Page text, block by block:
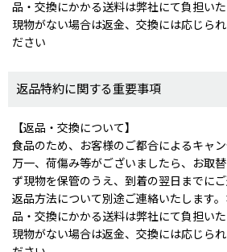
品・交換にかかる送料は弊社にて負担いた
現物がない場合は返金、交換には応じら
ださい
返品特約に関する重要事項
【返品・交換について】
食品のため、お客様のご都合によるキャ
万一、荷傷み等がございましたら、お取
ず現物を保管のうえ、到着の翌日までに
返品方法について別途ご連絡いたします
品・交換にかかる送料は弊社にて負担いた
現物がない場合は返金、交換には応じら